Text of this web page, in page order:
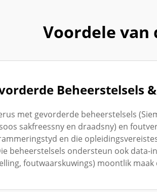
Voordele van
Beheerstelsels
met gevorderde beheerstelsels
sakfreessny en draadsny) en
en die
beheerstelsels ondersteun ook
foutwaarskuwings) moontlik